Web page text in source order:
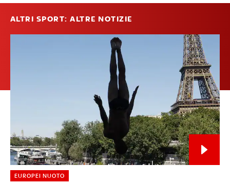
ALTRI SPORT: ALTRE NOTIZIE
EUROPEI NUOTO